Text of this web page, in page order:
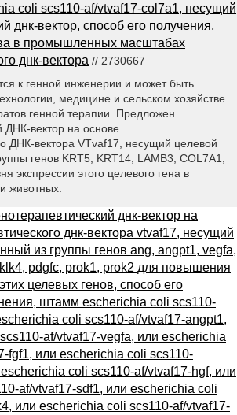
coli scs110-af/vtvaf17-col7a1, несущий
днк-вектор, способ его получения,
в промышленных масштабах
днк-вектора // 2730667
к генной инженерии и может быть
медицине и сельском хозяйстве
генной терапии. Предложен
ДНК-вектор на основе
ДНК-вектора VTvaf17, несущий целевой
генов KRT5, KRT14, LAMB3, COL7A1,
экспрессии этого целевого гена в
животных.
днк-вектор на
днк-вектора vtvaf17, несущий
из группы генов ang, angpt1, vegfa,
pdgfc, prok1, prok2 для повышения
целевых генов, способ его
штамм escherichia coli scs110-
coli scs110-af/vtvaf17-angpt1,
af/vtvaf17-vegfa, или escherichia
fgf1, или escherichia coli scs110-
coli scs110-af/vtvaf17-hgf, или
af/vtvaf17-sdf1, или escherichia coli
или escherichia coli scs110-af/vtvaf17-